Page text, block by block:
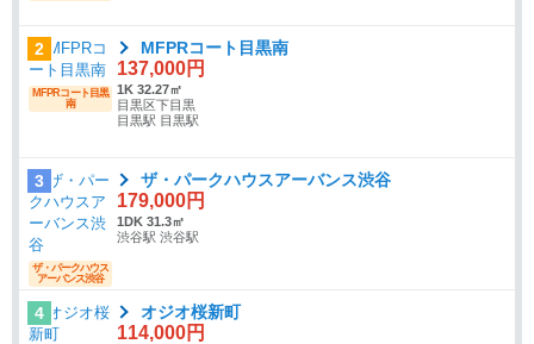
2
MFPRコート目黒
南
MFPRコート目黒南
137,000円
1K 32.27㎡
目黒区下目黒
目黒駅 目黒駅
3
ザ・パークハウス
アーバンス渋谷
ザ・パークハウスアーバンス渋谷
179,000円
1DK 31.3㎡
渋谷駅 渋谷駅
4 オジオ桜新町
114,000円